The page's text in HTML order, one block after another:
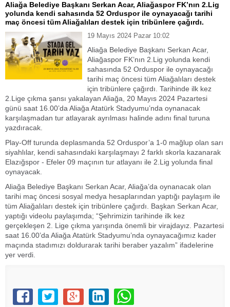
Aliağa Belediye Başkanı Serkan Acar, Aliağaspor FK’nın 2.Lig
yolunda kendi sahasında 52 Orduspor ile oynayacağı tarihi
maç öncesi tüm Aliağalıları destek için tribünlere çağırdı.
19 Mayıs 2024 Pazar 10:02
Aliağa Belediye Başkanı Serkan Acar,
Aliağaspor FK’nın 2.Lig yolunda kendi
sahasında 52 Orduspor ile oynayacağı
tarihi maç öncesi tüm Aliağalıları destek
için tribünlere çağırdı. Tarihinde ilk kez
2.Lige çıkma şansı yakalayan Aliağa, 20 Mayıs 2024 Pazartesi
günü saat 16.00’da Aliağa Atatürk Stadyumu’nda oynanacak
karşılaşmadan tur atlayarak ayrılması halinde adını final turuna
yazdıracak.
Play-Off turunda deplasmanda 52 Orduspor’a 1-0 mağlup olan sarı
siyahlılar, kendi sahasındaki karşılaşmayı 2 farklı skorla kazanarak
Elazığspor - Efeler 09 maçının tur atlayanı ile 2.Lig yolunda final
oynayacak.
Aliağa Belediye Başkanı Serkan Acar, Aliağa’da oynanacak olan
tarihi maç öncesi sosyal medya hesaplarından yaptığı paylaşım ile
tüm Aliağalıları destek için tribünlere çağırdı. Başkan Serkan Acar,
yaptığı videolu paylaşımda; “Şehrimizin tarihinde ilk kez
gerçekleşen 2. Lige çıkma yarışında önemli bir virajdayız. Pazartesi
saat 16.00’da Aliağa Atatürk Stadyumu’nda oynayacağımız kader
maçında stadımızı doldurarak tarihi beraber yazalım” ifadelerine
yer verdi.